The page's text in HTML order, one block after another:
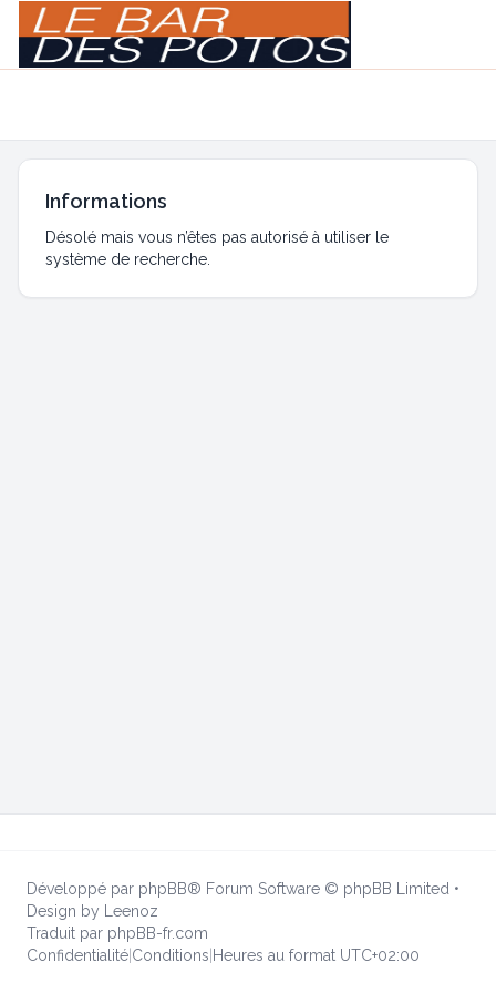
Informations
Désolé mais vous n’êtes pas autorisé à utiliser le
système de recherche.
Développé par phpBB® Forum Software © phpBB Limited •
Design by
Leenoz
Traduit par phpBB-fr.com
Confidentialité Conditions Heures au format UTC+02:00